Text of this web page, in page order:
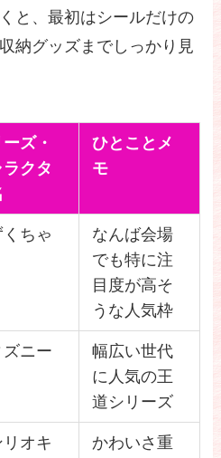
と、最初はシールだけの
納グッズまでしっかり見
ズ・
クタ
ひとことメ
モ
くちゃ
なんば会場
でも特に注
目度が高そ
うな人気枠
ズニー
幅広い世代
に人気の王
道シリーズ
オキ
かわいさ重